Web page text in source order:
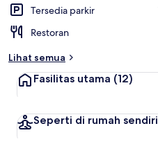
i
l
Tersedia parkir
Restoran
Lihat semua
Fasilitas utama (12)
Seperti di rumah sendiri